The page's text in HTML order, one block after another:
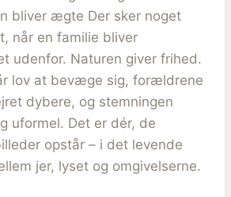
bliver ægte Der sker noget
når en familie bliver
udenfor. Naturen giver frihed.
lov at bevæge sig, forældrene
dybere, og stemningen
uformel. Det er dér, de
opstår – i det levende
jer, lyset og omgivelserne.